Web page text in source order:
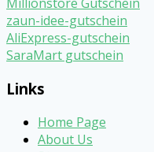
zaun-idee-gutschein
AliExpress-gutschein
SaraMart gutschein
Links
Home Page
About Us